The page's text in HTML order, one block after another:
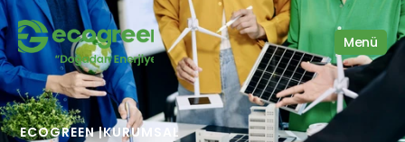
Menü
ECOGREEN |KURUMSAL
Hakkımızda